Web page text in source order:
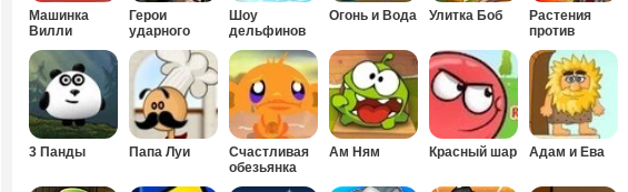
Машинка
Вилли
Герои
ударного
отряда
Шоу
дельфинов
Огонь и Вода Улитка Боб
Растения
против
Зомби
3 Панды Папа Луи
Счастливая
обезьянка
Ам Ням Красный шар Адам и Ева